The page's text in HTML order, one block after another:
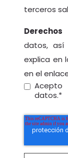
terceros
Derechos
datos, así
explica en
en el
datos.*